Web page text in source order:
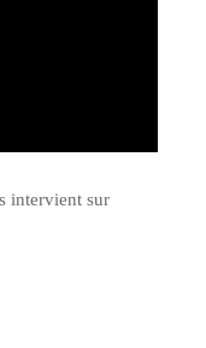
intervient sur